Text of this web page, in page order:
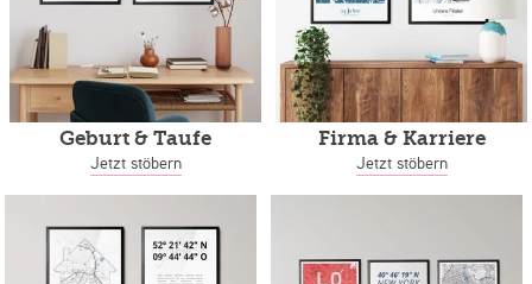
Geburt & Taufe
Jetzt stöbern
Firma & Karriere
Jetzt stöbern